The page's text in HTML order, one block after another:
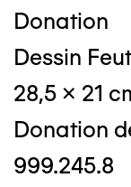
Donation
Dessin
28,5 x 21
Donation
999.245.8